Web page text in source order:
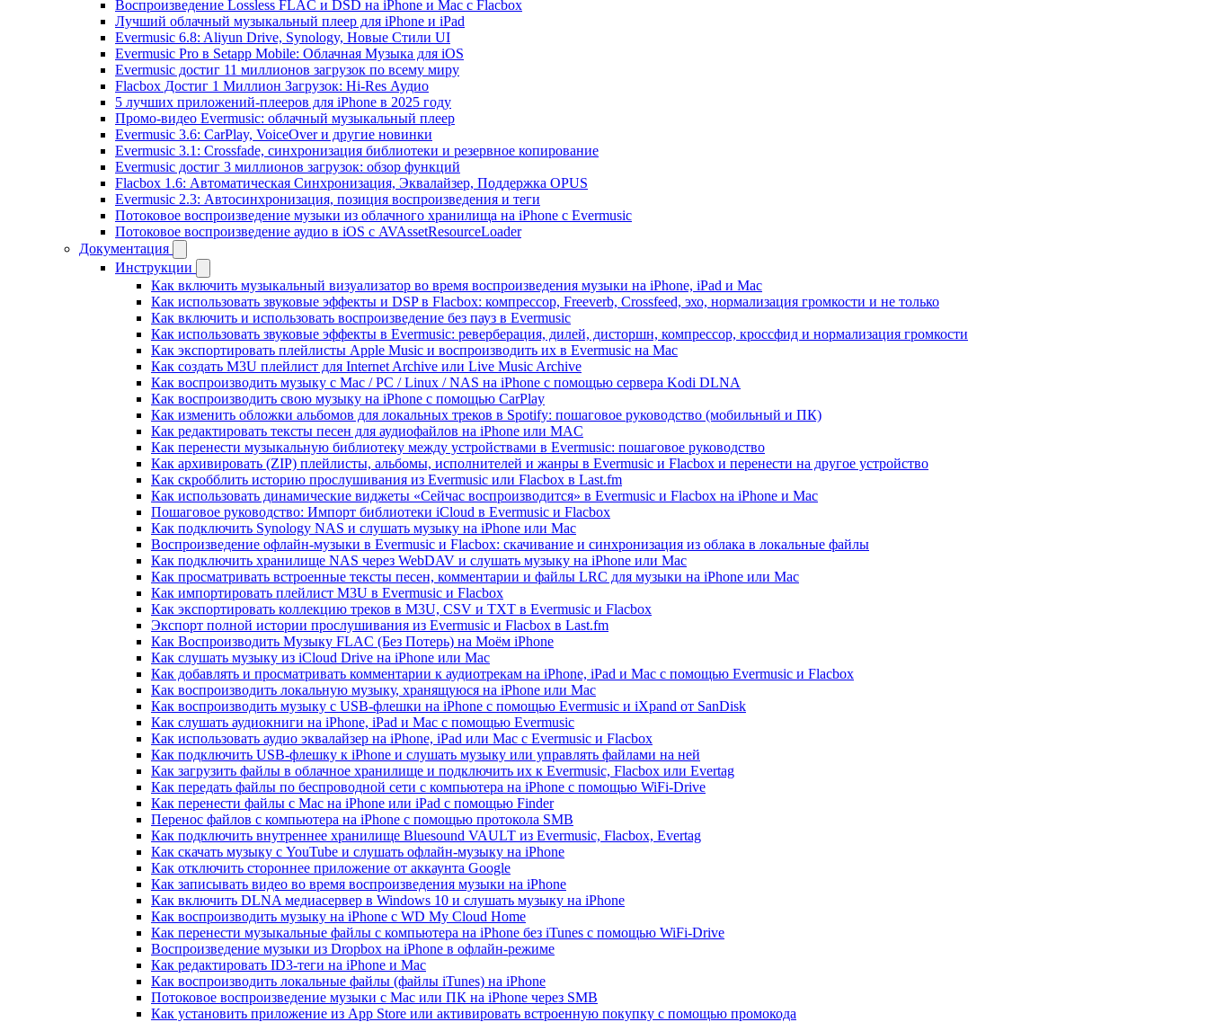
Воспроизведение Lossless FLAC и DSD на iPhone и Mac с Flacbox
Лучший облачный музыкальный плеер для iPhone и iPad
Evermusic 6.8: Aliyun Drive, Synology, Новые Стили UI
Evermusic Pro в Setapp Mobile: Облачная Музыка для iOS
Evermusic достиг 11 миллионов загрузок по всему миру
Flacbox Достиг 1 Миллион Загрузок: Hi-Res Аудио
5 лучших приложений-плееров для iPhone в 2025 году
Промо-видео Evermusic: облачный музыкальный плеер
Evermusic 3.6: CarPlay, VoiceOver и другие новинки
Evermusic 3.1: Crossfade, синхронизация библиотеки и резервное копирование
Evermusic достиг 3 миллионов загрузок: обзор функций
Flacbox 1.6: Автоматическая Синхронизация, Эквалайзер, Поддержка OPUS
Evermusic 2.3: Автосинхронизация, позиция воспроизведения и теги
Потоковое воспроизведение музыки из облачного хранилища на iPhone с Evermusic
Потоковое воспроизведение аудио в iOS с AVAssetResourceLoader
Документация
Инструкции
Как включить музыкальный визуализатор во время воспроизведения музыки на iPhone, iPad и Mac
Как использовать звуковые эффекты и DSP в Flacbox: компрессор, Freeverb, Crossfeed, эхо, нормализация громкости и не только
Как включить и использовать воспроизведение без пауз в Evermusic
Как использовать звуковые эффекты в Evermusic: реверберация, дилей, дисторшн, компрессор, кроссфид и нормализация громкости
Как экспортировать плейлисты Apple Music и воспроизводить их в Evermusic на Mac
Как создать M3U плейлист для Internet Archive или Live Music Archive
Как воспроизводить музыку с Mac / PC / Linux / NAS на iPhone с помощью сервера Kodi DLNA
Как воспроизводить свою музыку на iPhone с помощью CarPlay
Как изменить обложки альбомов для локальных треков в Spotify: пошаговое руководство (мобильный и ПК)
Как редактировать тексты песен для аудиофайлов на iPhone или MAC
Как перенести музыкальную библиотеку между устройствами в Evermusic: пошаговое руководство
Как архивировать (ZIP) плейлисты, альбомы, исполнителей и жанры в Evermusic и Flacbox и перенести на другое устройство
Как скробблить историю прослушивания из Evermusic или Flacbox в Last.fm
Как использовать динамические виджеты «Сейчас воспроизводится» в Evermusic и Flacbox на iPhone и Mac
Пошаговое руководство: Импорт библиотеки iCloud в Evermusic и Flacbox
Как подключить Synology NAS и слушать музыку на iPhone или Mac
Воспроизведение офлайн-музыки в Evermusic и Flacbox: скачивание и синхронизация из облака в локальные файлы
Как подключить хранилище NAS через WebDAV и слушать музыку на iPhone или Mac
Как просматривать встроенные тексты песен, комментарии и файлы LRC для музыки на iPhone или Mac
Как импортировать плейлист M3U в Evermusic и Flacbox
Как экспортировать коллекцию треков в M3U, CSV и TXT в Evermusic и Flacbox
Экспорт полной истории прослушивания из Evermusic и Flacbox в Last.fm
Как Воспроизводить Музыку FLAC (Без Потерь) на Моём iPhone
Как слушать музыку из iCloud Drive на iPhone или Mac
Как добавлять и просматривать комментарии к аудиотрекам на iPhone, iPad и Mac с помощью Evermusic и Flacbox
Как воспроизводить локальную музыку, хранящуюся на iPhone или Mac
Как воспроизводить музыку с USB-флешки на iPhone с помощью Evermusic и iXpand от SanDisk
Как слушать аудиокниги на iPhone, iPad и Mac с помощью Evermusic
Как использовать аудио эквалайзер на iPhone, iPad или Mac с Evermusic и Flacbox
Как подключить USB-флешку к iPhone и слушать музыку или управлять файлами на ней
Как загрузить файлы в облачное хранилище и подключить их к Evermusic, Flacbox или Evertag
Как передать файлы по беспроводной сети с компьютера на iPhone с помощью WiFi-Drive
Как перенести файлы с Mac на iPhone или iPad с помощью Finder
Перенос файлов с компьютера на iPhone с помощью протокола SMB
Как подключить внутреннее хранилище Bluesound VAULT из Evermusic, Flacbox, Evertag
Как скачать музыку с YouTube и слушать офлайн-музыку на iPhone
Как отключить стороннее приложение от аккаунта Google
Как записывать видео во время воспроизведения музыки на iPhone
Как включить DLNA медиасервер в Windows 10 и слушать музыку на iPhone
Как воспроизводить музыку на iPhone с WD My Cloud Home
Как перенести музыкальные файлы с компьютера на iPhone без iTunes с помощью WiFi-Drive
Воспроизведение музыки из Dropbox на iPhone в офлайн-режиме
Как редактировать ID3-теги на iPhone и Mac
Как воспроизводить локальные файлы (файлы iTunes) на iPhone
Потоковое воспроизведение музыки с Mac или ПК на iPhone через SMB
Как установить приложение из App Store или активировать встроенную покупку с помощью промокода